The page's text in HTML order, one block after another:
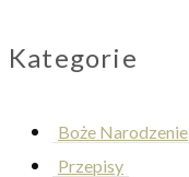
Kategorie
Boże Narodzenie
Przepisy